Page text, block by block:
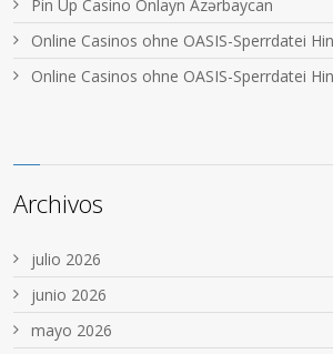
Pin Up Casino Onlayn Azərbaycan
Online Casinos ohne OASIS-Sperrdatei
Online Casinos ohne OASIS-Sperrdatei
Archivos
julio 2026
junio 2026
mayo 2026